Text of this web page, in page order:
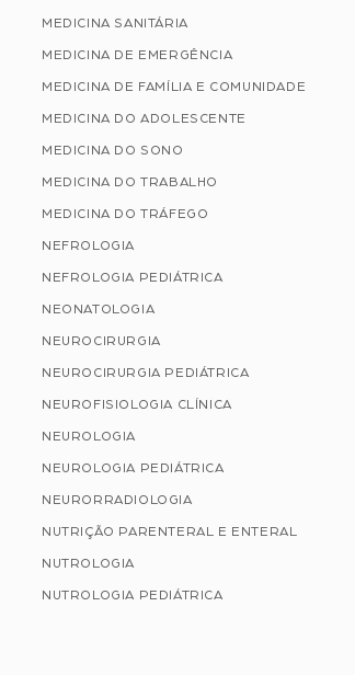
MEDICINA SANITÁRIA
MEDICINA DE EMERGÊNCIA
MEDICINA DE FAMÍLIA E COMUNIDADE
MEDICINA DO ADOLESCENTE
MEDICINA DO SONO
MEDICINA DO TRABALHO
MEDICINA DO TRÁFEGO
NEFROLOGIA
NEFROLOGIA PEDIÁTRICA
NEONATOLOGIA
NEUROCIRURGIA
NEUROCIRURGIA PEDIÁTRICA
NEUROFISIOLOGIA CLÍNICA
NEUROLOGIA
NEUROLOGIA PEDIÁTRICA
NEURORRADIOLOGIA
NUTRIÇÃO PARENTERAL E ENTERAL
NUTROLOGIA
NUTROLOGIA PEDIÁTRICA